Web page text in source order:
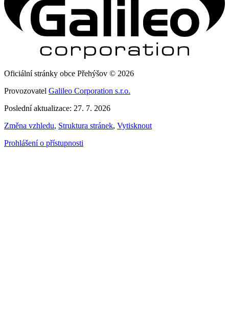
Oficiální stránky obce Přehýšov © 2026
Provozovatel Galileo Corporation s.r.o.
Poslední aktualizace: 27. 7. 2026
Změna vzhledu, Struktura stránek, Vytisknout
Prohlášení o přístupnosti